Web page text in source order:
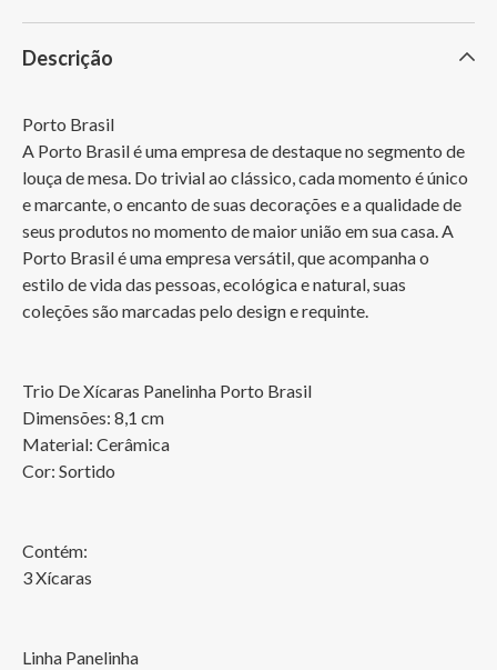
Descrição
Porto Brasil
A Porto Brasil é uma empresa de destaque no segmento de
louça de mesa. Do trivial ao clássico, cada momento é único
e marcante, o encanto de suas decorações e a qualidade de
seus produtos no momento de maior união em sua casa. A
Porto Brasil é uma empresa versátil, que acompanha o
estilo de vida das pessoas, ecológica e natural, suas
coleções são marcadas pelo design e requinte.
Trio De Xícaras Panelinha Porto Brasil
Dimensões: 8,1 cm
Material: Cerâmica
Cor: Sortido
Contém:
3 Xícaras
Linha Panelinha